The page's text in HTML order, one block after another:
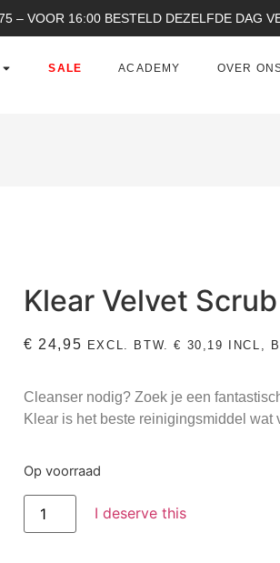
– VOOR 16:00 BESTELD DEZELFDE DAG
SALE ACADEMY OVER
Klear Velvet
€ 24,95 EXCL. BTW.€ 30,19 INCL,
Cleanser nodig? Zoek je een
Klear is het beste reinigingsmiddel wat
Op voorraad
I deserve this